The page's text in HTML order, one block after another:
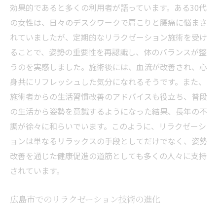
効果的であると多くの利用者が語っています。ある30代
の女性は、日々のデスクワークで肩こりと腰痛に悩まさ
れていましたが、定期的なリラクゼーション施術を受け
ることで、姿勢の重要性を再認識し、体のバランスが整
うのを実感しました。施術後には、血流が改善され、心
身共にリフレッシュした気分になれるそうです。また、
施術者からの生活習慣改善のアドバイスも役立ち、普段
の生活から姿勢を意識するようになった結果、長年の不
調が徐々に和らいでいます。このように、リラクゼーシ
ョンは単なるリラックスの手段としてだけでなく、姿勢
改善を通じた健康促進の道筋としても多くの人々に支持
されています。
広島市でのリラクゼーション技術の進化